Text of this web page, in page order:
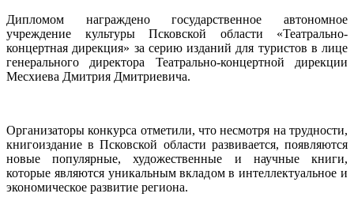
Дипломом награждено государственное автономное
учреждение культуры Псковской области «Театрально-
концертная дирекция» за серию изданий для туристов в лице
генерального директора Театрально-концертной дирекции
Месхиева Дмитрия Дмитриевича.
Организаторы конкурса отметили, что несмотря на трудности,
книгоиздание в Псковской области развивается, появляются
новые популярные, художественные и научные книги,
которые являются уникальным вкладом в интеллектуальное и
экономическое развитие региона.